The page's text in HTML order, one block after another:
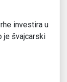
investira u
je švajcarski